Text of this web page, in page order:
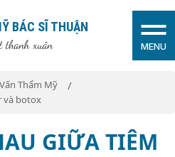
BÁC SĨ THUẬN
thanh xuân MENU
Thẩm Mỹ
và botox
GIỮA TIÊM